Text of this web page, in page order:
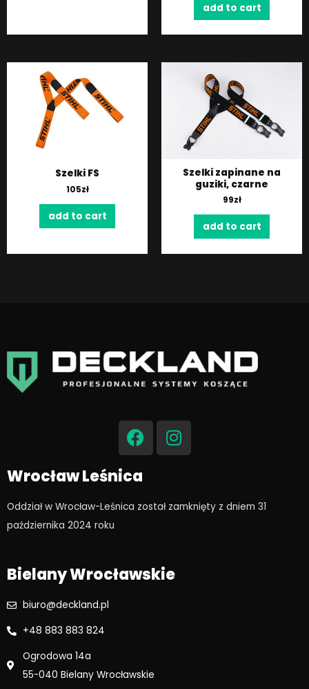
add to cart
Szelki FS
105zł
add to cart
Szelki zapinane na
guziki, czarne
99zł
add to cart
F
a
c
e
b
o
o
I
n
s
g
r
Wrocław Leśnica
Oddział w Wrocław-Leśnica został zamknięty z dniem 31
października 2024 roku​
Bielany Wrocławskie
biuro@deckland.pl
+48 883 883 824
Ogrodowa 14a
55-040 Bielany Wrocławskie